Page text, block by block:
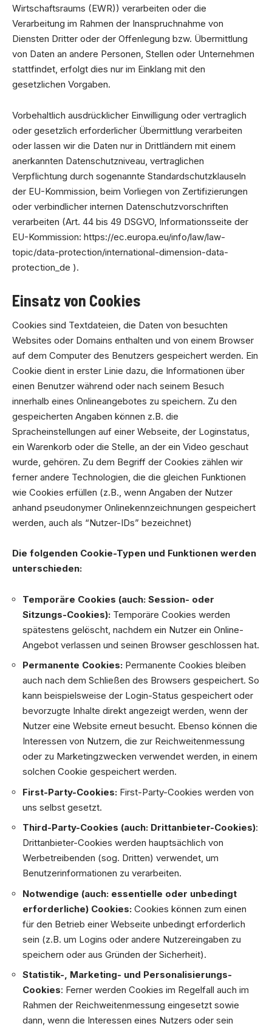
Wirtschaftsraums (EWR)) verarbeiten oder die
Verarbeitung im Rahmen der Inanspruchnahme von
Diensten Dritter oder der Offenlegung bzw. Übermittlung
von Daten an andere Personen, Stellen oder Unternehmen
stattfindet, erfolgt dies nur im Einklang mit den
gesetzlichen Vorgaben.
Vorbehaltlich ausdrücklicher Einwilligung oder vertraglich
oder gesetzlich erforderlicher Übermittlung verarbeiten
oder lassen wir die Daten nur in Drittländern mit einem
anerkannten Datenschutzniveau, vertraglichen
Verpflichtung durch sogenannte Standardschutzklauseln
der EU-Kommission, beim Vorliegen von Zertifizierungen
oder verbindlicher internen Datenschutzvorschriften
verarbeiten (Art. 44 bis 49 DSGVO, Informationsseite der
EU-Kommission: https://ec.europa.eu/info/law/law-
topic/data-protection/international-dimension-data-
protection_de ).
Einsatz von Cookies
Cookies sind Textdateien, die Daten von besuchten
Websites oder Domains enthalten und von einem Browser
auf dem Computer des Benutzers gespeichert werden. Ein
Cookie dient in erster Linie dazu, die Informationen über
einen Benutzer während oder nach seinem Besuch
innerhalb eines Onlineangebotes zu speichern. Zu den
gespeicherten Angaben können z.B. die
Spracheinstellungen auf einer Webseite, der Loginstatus,
ein Warenkorb oder die Stelle, an der ein Video geschaut
wurde, gehören. Zu dem Begriff der Cookies zählen wir
ferner andere Technologien, die die gleichen Funktionen
wie Cookies erfüllen (z.B., wenn Angaben der Nutzer
anhand pseudonymer Onlinekennzeichnungen gespeichert
werden, auch als “Nutzer-IDs” bezeichnet)
Die folgenden Cookie-Typen und Funktionen werden
unterschieden:
Temporäre Cookies (auch: Session- oder
Sitzungs-Cookies): Temporäre Cookies werden
spätestens gelöscht, nachdem ein Nutzer ein Online-
Angebot verlassen und seinen Browser geschlossen hat.
Permanente Cookies: Permanente Cookies bleiben
auch nach dem Schließen des Browsers gespeichert. So
kann beispielsweise der Login-Status gespeichert oder
bevorzugte Inhalte direkt angezeigt werden, wenn der
Nutzer eine Website erneut besucht. Ebenso können die
Interessen von Nutzern, die zur Reichweitenmessung
oder zu Marketingzwecken verwendet werden, in einem
solchen Cookie gespeichert werden.
First-Party-Cookies: First-Party-Cookies werden von
uns selbst gesetzt.
Third-Party-Cookies (auch: Drittanbieter-Cookies):
Drittanbieter-Cookies werden hauptsächlich von
Werbetreibenden (sog. Dritten) verwendet, um
Benutzerinformationen zu verarbeiten.
Notwendige (auch: essentielle oder unbedingt
erforderliche) Cookies: Cookies können zum einen
für den Betrieb einer Webseite unbedingt erforderlich
sein (z.B. um Logins oder andere Nutzereingaben zu
speichern oder aus Gründen der Sicherheit).
Statistik-, Marketing- und Personalisierungs-
Cookies: Ferner werden Cookies im Regelfall auch im
Rahmen der Reichweitenmessung eingesetzt sowie
dann, wenn die Interessen eines Nutzers oder sein